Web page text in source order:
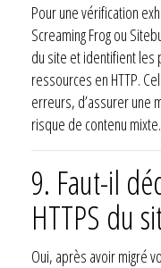
Pour une vérification
Screaming Frog ou
du site et identifient les
ressources en HTTP.
erreurs, d’assurer une
risque de contenu mixte.
9. Faut-il
HTTPS du
Oui, après avoir migré